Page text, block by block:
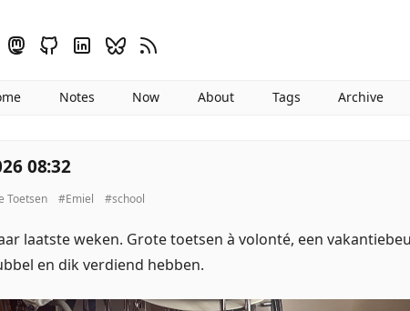
Notes Now About Tags Archive
08:32
Toetsen #Emiel #school
laatste weken. Grote toetsen à volonté, een
en dik verdiend hebben.